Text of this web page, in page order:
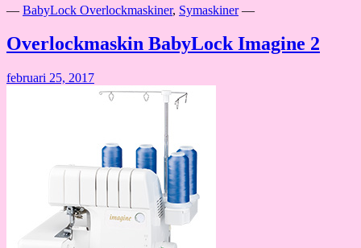
— BabyLock Overlockmaskiner, Symaskiner—
Overlockmaskin BabyLock Imagine 2
februari 25, 2017